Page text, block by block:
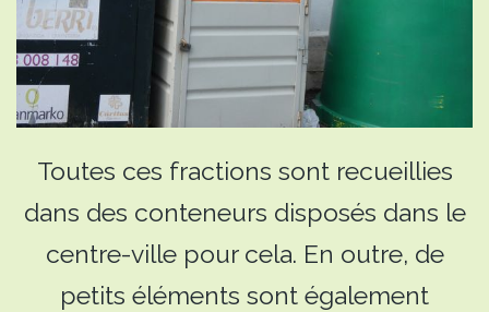
Toutes ces fractions sont recueillies
dans des conteneurs disposés dans le
centre-ville pour cela. En outre, de
petits éléments sont également